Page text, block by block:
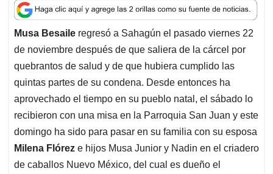
a
t
s
A
p
p
c
e
b
o
o
k
n
k
e
d
I
n
a
i
l
r
e
a
d
s
Musa Besaile regresó a Sahagún el pasado viernes 22
de noviembre después de que saliera de la cárcel por
quebrantos de salud y de que hubiera cumplido las
quintas partes de su condena. Desde entonces ha
aprovechado el tiempo en su pueblo natal, el sábado lo
recibieron con una misa en la Parroquia San Juan y este
domingo ha sido para pasar en su familia con su esposa
Milena Flórez e hijos Musa Junior y Nadin en el criadero
de caballos Nuevo México, del cual es dueño el